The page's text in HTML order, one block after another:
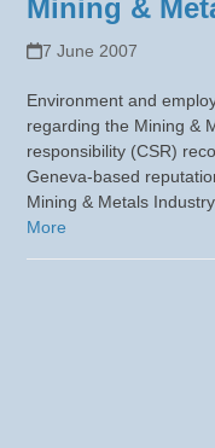
Mining &
7 June 2007
Environment and
regarding the Mining &
responsibility (CSR)
Geneva-based
Mining & Metals
More